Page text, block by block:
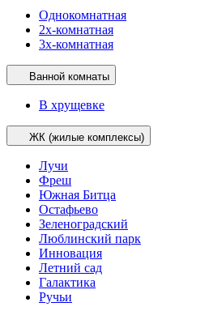
Однокомнатная
2х-комнатная
3х-комнатная
Ванной комнаты
В хрущевке
ЖК (жилые комплексы)
Лучи
Фреш
Южная Битца
Остафьево
Зеленоградский
Люблинский парк
Инновация
Летний сад
Галактика
Ручьи